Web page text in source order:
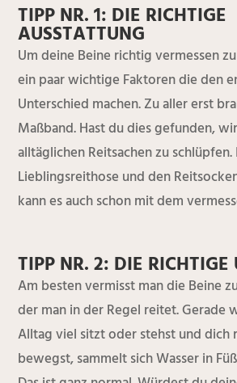
TIPP NR. 1: DIE RICHTIGE
AUSSTATTUNG
Um deine Beine richtig vermessen
ein paar wichtige Faktoren die den
Unterschied machen. Zu aller erst
Maßband. Hast du dies gefunden,
alltäglichen Reitsachen zu
Lieblingsreithose und den
kann es auch schon mit dem
TIPP NR. 2: DIE RICHTIGE
Am besten vermisst man die Beine
der man in der Regel reitet. Gerade
Alltag viel sitzt oder stehst und dich
bewegst, sammelt sich Wasser in